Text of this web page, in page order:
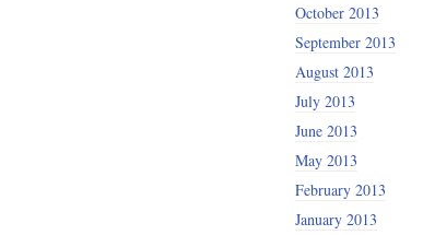
October 2013
September 2013
August 2013
July 2013
June 2013
May 2013
February 2013
January 2013